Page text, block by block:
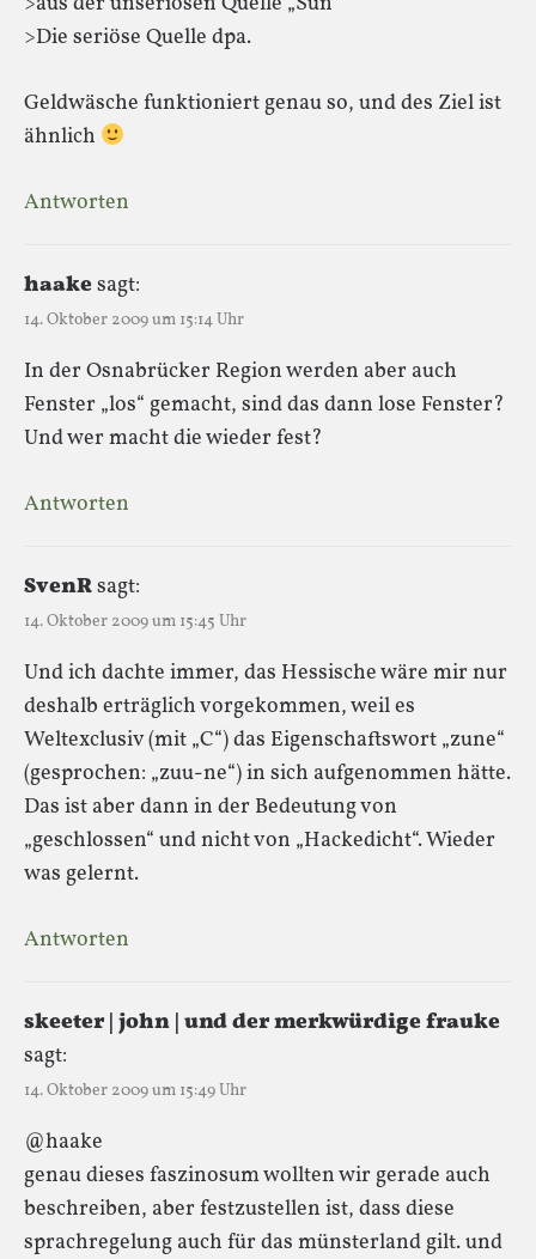
>Die seriöse Quelle dpa.
Geldwäsche funktioniert genau so, und des Ziel ist
ähnlich
Antworten
haakesagt:
14. Oktober 2009 um 15:14 Uhr
In der Osnabrücker Region werden aber auch
Fenster „los“ gemacht, sind das dann lose Fenster?
Und wer macht die wieder fest?
Antworten
SvenRsagt:
14. Oktober 2009 um 15:45 Uhr
Und ich dachte immer, das Hessische wäre mir nur
deshalb erträglich vorgekommen, weil es
Weltexclusiv (mit „C“) das Eigenschaftswort „zune“
(gesprochen: „zuu-ne“) in sich aufgenommen hätte.
Das ist aber dann in der Bedeutung von
„geschlossen“ und nicht von „Hackedicht“. Wieder
was gelernt.
Antworten
skeeter | john | und der merkwürdige frauke
sagt:
14. Oktober 2009 um 15:49 Uhr
@haake
genau dieses faszinosum wollten wir gerade auch
beschreiben, aber festzustellen ist, dass diese
sprachregelung auch für das münsterland gilt. und